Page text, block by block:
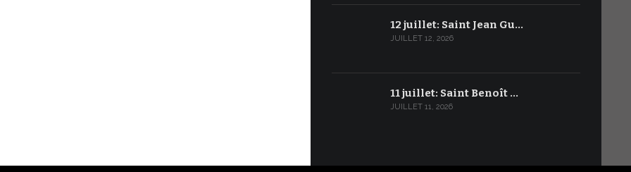
12 juillet: Saint Jean Gu…
JUILLET 12, 2026
11 juillet: Saint Benoît …
JUILLET 11, 2026